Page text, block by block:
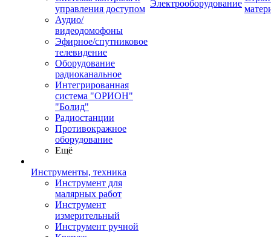
управления доступом
Аудио/
видеодомофоны
Эфирное/спутниковое
телевидение
Оборудование
радиоканальное
Интегрированная
система "ОРИОН"
"Болид"
Радиостанции
Противокражное
оборудование
Ещё
Инструменты, техника
Инструмент для
малярных работ
Инструмент
измерительный
Инструмент ручной
Электрооборудование